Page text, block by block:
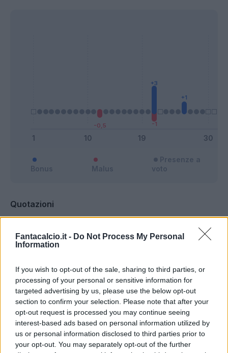
Fantacalcio.it - Do Not Process My Personal
Information
If you wish to opt-out of the sale, sharing to third parties, or
processing of your personal or sensitive information for
targeted advertising by us, please use the below opt-out
section to confirm your selection. Please note that after your
opt-out request is processed you may continue seeing
interest-based ads based on personal information utilized by
us or personal information disclosed to third parties prior to
your opt-out. You may separately opt-out of the further
Bonus Malus
Presenze a
voto
Quotazioni